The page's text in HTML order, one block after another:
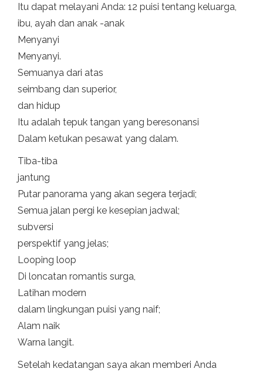
Itu dapat melayani Anda: 12 puisi tentang keluarga,
ibu, ayah dan anak -anak
Menyanyi
Menyanyi.
Semuanya dari atas
seimbang dan superior,
dan hidup
Itu adalah tepuk tangan yang beresonansi
Dalam ketukan pesawat yang dalam.
Tiba-tiba
jantung
Putar panorama yang akan segera terjadi;
Semua jalan pergi ke kesepian jadwal;
subversi
perspektif yang jelas;
Looping loop
Di loncatan romantis surga,
Latihan modern
dalam lingkungan puisi yang naif;
Alam naik
Warna langit.
Setelah kedatangan saya akan memberi Anda